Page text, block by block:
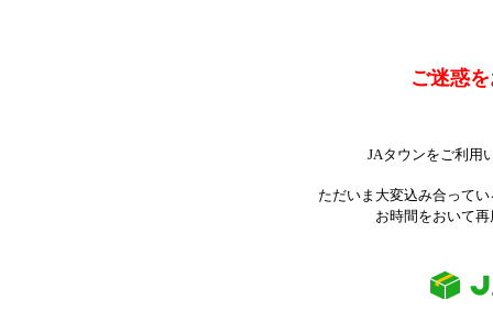
ご迷惑
JAタウンをご利用
ただいま大変込み合って
お時間をおいて